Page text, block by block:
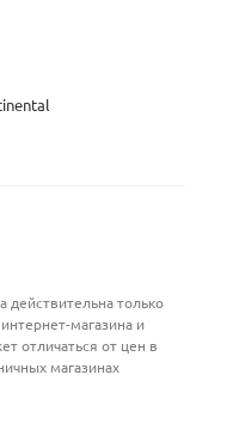
действительна только
магазина и
отличаться от цен в
магазинах